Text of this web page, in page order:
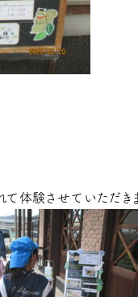
体験させていただきま